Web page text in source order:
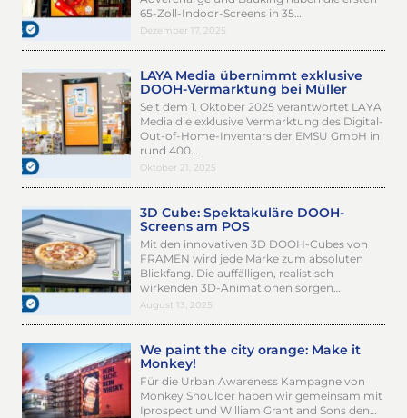
65-Zoll-Indoor-Screens in 35…
Dezember 17, 2025
LAYA Media übernimmt exklusive
DOOH-Vermarktung bei Müller
Seit dem 1. Oktober 2025 verantwortet LAYA
Media die exklusive Vermarktung des Digital-
Out-of-Home-Inventars der EMSU GmbH in
rund 400…
Oktober 21, 2025
3D Cube: Spektakuläre DOOH-
Screens am POS
Mit den innovativen 3D DOOH-Cubes von
FRAMEN wird jede Marke zum absoluten
Blickfang. Die auffälligen, realistisch
wirkenden 3D-Animationen sorgen…
August 13, 2025
We paint the city orange: Make it
Monkey!
Für die Urban Awareness Kampagne von
Monkey Shoulder haben wir gemeinsam mit
Iprospect und William Grant and Sons den…